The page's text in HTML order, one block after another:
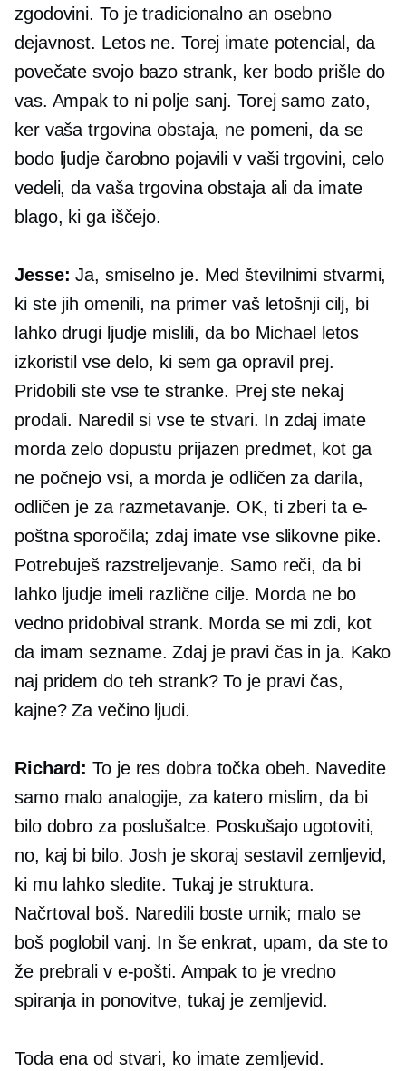
zgodovini. To je tradicionalno an osebno
dejavnost. Letos ne. Torej imate potencial, da
povečate svojo bazo strank, ker bodo prišle do
vas. Ampak to ni polje sanj. Torej samo zato,
ker vaša trgovina obstaja, ne pomeni, da se
bodo ljudje čarobno pojavili v vaši trgovini, celo
vedeli, da vaša trgovina obstaja ali da imate
blago, ki ga iščejo.
Jesse: Ja, smiselno je. Med številnimi stvarmi,
ki ste jih omenili, na primer vaš letošnji cilj, bi
lahko drugi ljudje mislili, da bo Michael letos
izkoristil vse delo, ki sem ga opravil prej.
Pridobili ste vse te stranke. Prej ste nekaj
prodali. Naredil si vse te stvari. In zdaj imate
morda zelo dopustu prijazen predmet, kot ga
ne počnejo vsi, a morda je odličen za darila,
odličen je za razmetavanje. OK, ti zberi ta e-
poštna sporočila; zdaj imate vse slikovne pike.
Potrebuješ razstreljevanje. Samo reči, da bi
lahko ljudje imeli različne cilje. Morda ne bo
vedno pridobival strank. Morda se mi zdi, kot
da imam sezname. Zdaj je pravi čas in ja. Kako
naj pridem do teh strank? To je pravi čas,
kajne? Za večino ljudi.
Richard: To je res dobra točka obeh. Navedite
samo malo analogije, za katero mislim, da bi
bilo dobro za poslušalce. Poskušajo ugotoviti,
no, kaj bi bilo. Josh je skoraj sestavil zemljevid,
ki mu lahko sledite. Tukaj je struktura.
Načrtoval boš. Naredili boste urnik; malo se
boš poglobil vanj. In še enkrat, upam, da ste to
že prebrali v e-pošti. Ampak to je vredno
spiranja in ponovitve, tukaj je zemljevid.
Toda ena od stvari, ko imate zemljevid.